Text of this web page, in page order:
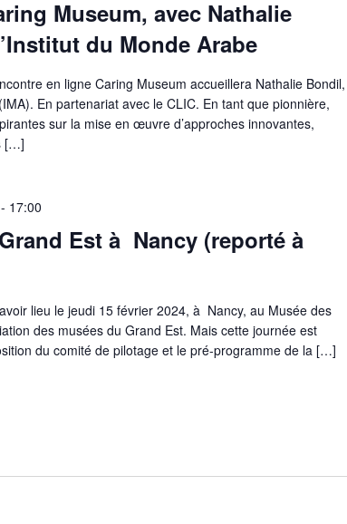
Museum, avec Nathalie
du Monde Arabe
en ligne Caring Museum accueillera Nathalie Bondil,
En partenariat avec le CLIC. En tant que pionnière,
sur la mise en œuvre d’approches innovantes,
[…]
Est à Nancy (reporté à
- 17:00
lieu le jeudi 15 février 2024, à Nancy, au Musée des
des musées du Grand Est. Mais cette journée est
du comité de pilotage et le pré-programme de la […]